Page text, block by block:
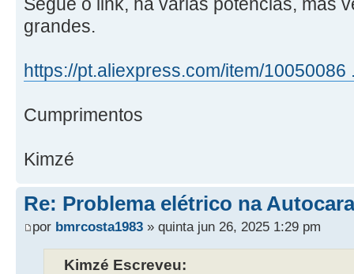
grandes.
https://pt.aliexpress.com/item/10050086
Cumprimentos
Kimzé
Re: Problema elétrico na
por bmrcosta1983 » quinta jun 26, 2025 1:29 pm
Kimzé Escreveu: